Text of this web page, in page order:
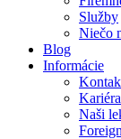
Služby
Niečo
Blog
Informácie
Kariéra
Naši